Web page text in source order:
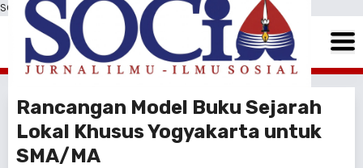
SOCIA: Jurnal Ilmu-Ilmu Sosial
Rancangan Model Buku Sejarah
Lokal Khusus Yogyakarta untuk
SMA/MA